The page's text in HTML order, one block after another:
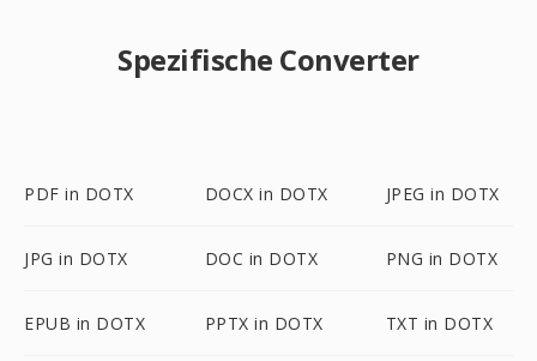
Spezifische Converter
PDF in DOTX DOCX in DOTX JPEG in DOTX
JPG in DOTX DOC in DOTX PNG in DOTX
EPUB in DOTX PPTX in DOTX TXT in DOTX